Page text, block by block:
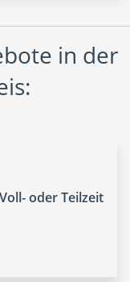
in der
oder Teilzeit